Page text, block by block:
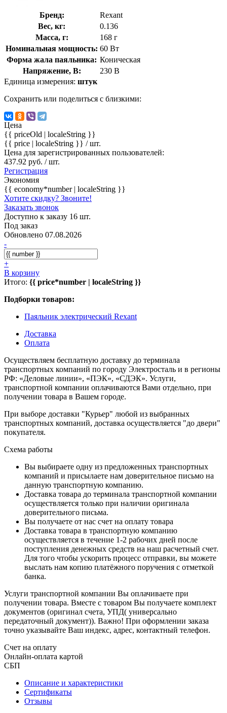
Бренд:
Rexant
Вес, кг:
0.136
Масса, г:
168 г
Номинальная мощность: 60 Вт
Форма жала паяльника: Коническая
Напряжение, В:
230 В
Единица измерения: штук
Сохранить или поделиться с близкими:
Цена
{{ priceOld | localeString }}
{{ price | localeString }} / шт.
Цена для зарегистрированных пользователей:
437.92 руб. / шт.
Регистрация
Экономия
{{ economy*number | localeString }}
Хотите скидку? Звоните!
Заказать звонок
Доступно к заказу 16 шт.
Под заказ
Обновлено 07.08.2026
-
+
В корзину
Итого: {{ price*number | localeString }}
Подборки товаров:
Паяльник электрический Rexant
Доставка
Оплата
Осуществляем бесплатную доставку до терминала
транспортных компаний по городу Электросталь и в регионы
РФ: «Деловые линии», «ПЭК», «СДЭК». Услуги,
транспортной компании оплачиваются Вами отдельно, при
получении товара в Вашем городе.
При выборе доставки "Курьер" любой из выбранных
транспортных компаний, доставка осуществляется "до двери"
покупателя.
Схема работы
Вы выбираете одну из предложенных транспортных
компаний и присылаете нам доверительное письмо на
данную транспортную компанию.
Доставка товара до терминала транспортной компании
осуществляется только при наличии оригинала
доверительного письма.
Вы получаете от нас счет на оплату товара
Доставка товара в транспортную компанию
осуществляется в течение 1-2 рабочих дней после
поступления денежных средств на наш расчетный счет.
Для того чтобы ускорить процесс отправки, вы можете
выслать нам копию платёжного поручения с отметкой
банка.
Услуги транспортной компании Вы оплачиваете при
получении товара. Вместе с товаром Вы получаете комплект
документов (оригинал счета, УПД( универсально
передаточный документ)). Важно! При оформлении заказа
точно указывайте Ваш индекс, адрес, контактный телефон.
Счет на оплату
Онлайн-оплата картой
СБП
Описание и характеристики
Сертификаты
Отзывы